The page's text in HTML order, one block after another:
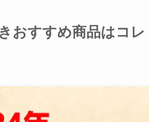
おすすめ商品はコレ